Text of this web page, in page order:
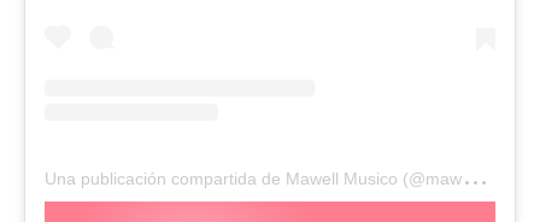
U
na publicación compartida de Mawell Musico (@mawell_official1)